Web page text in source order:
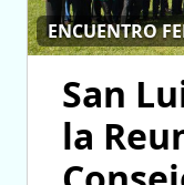
ENCUENTRO
San
la